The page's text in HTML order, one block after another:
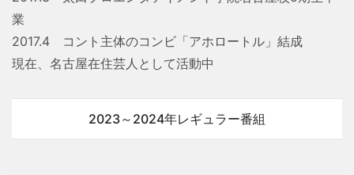
業
2017.4 コント主体のコンビ「アホロートル」結成
現在、名古屋在住芸人として活動中
2023～2024年レギュラー番組